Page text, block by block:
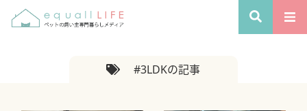
#3LDKの記事